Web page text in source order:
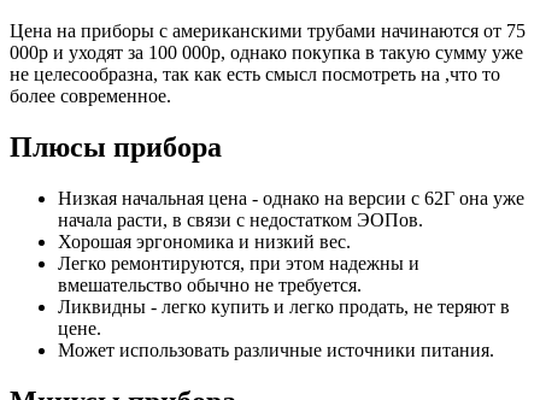
Цена на приборы с американскими трубами начинаются от 75
000р и уходят за 100 000р, однако покупка в такую сумму уже
не целесообразна, так как есть смысл посмотреть на ,что то
более современное.
Плюсы прибора
Низкая начальная цена - однако на версии с 62Г она уже
начала расти, в связи с недостатком ЭОПов.
Хорошая эргономика и низкий вес.
Легко ремонтируются, при этом надежны и
вмешательство обычно не требуется.
Ликвидны - легко купить и легко продать, не теряют в
цене.
Может использовать различные источники питания.